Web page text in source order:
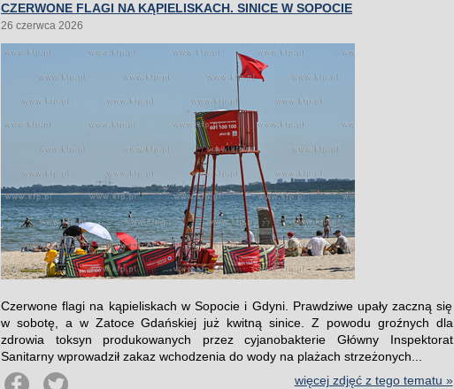
CZERWONE FLAGI NA KĄPIELISKACH. SINICE W SOPOCIE
26 czerwca 2026
Czerwone flagi na kąpieliskach w Sopocie i Gdyni. Prawdziwe upały zaczną się
w sobotę, a w Zatoce Gdańskiej już kwitną sinice. Z powodu groźnych dla
zdrowia toksyn produkowanych przez cyjanobakterie Główny Inspektorat
Sanitarny wprowadził zakaz wchodzenia do wody na plażach strzeżonych...
więcej zdjęć z tego tematu »